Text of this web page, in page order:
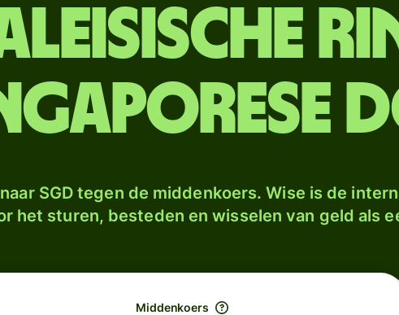
SGD tegen de middenkoers. Wise is de
het sturen, besteden en wisselen van geld als
Middenkoers